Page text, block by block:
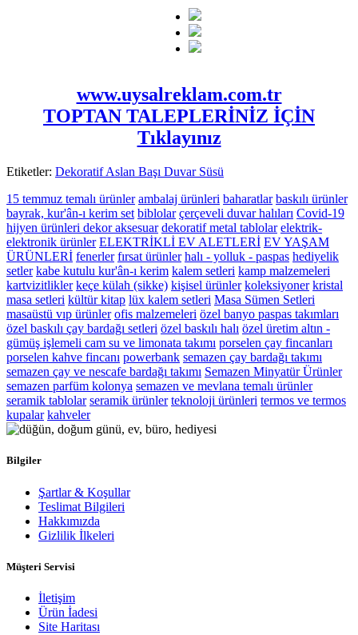
www.uysalreklam.com.tr
TOPTAN TALEPLERİNİZ İÇİN
Tıklayınız
Etiketler: Dekoratif Aslan Başı Duvar Süsü
15 temmuz temalı ürünler ambalaj ürünleri baharatlar baskılı ürünler
bayrak, kur'ân-ı kerim set biblolar çerçeveli duvar halıları Covid-19
hijyen ürünleri dekor aksesuar dekoratif metal tablolar elektrik-
elektronik ürünler ELEKTRİKLİ EV ALETLERİ EV YAŞAM
ÜRÜNLERİ fenerler fırsat ürünler halı - yolluk - paspas hediyelik
setler kabe kutulu kur'ân-ı kerim kalem setleri kamp malzemeleri
kartvizitlikler keçe külah (sikke) kişisel ürünler koleksiyoner kristal
masa setleri kültür kitap lüx kalem setleri Masa Sümen Setleri
masaüstü vıp ürünler ofis malzemeleri özel banyo paspas takımları
özel baskılı çay bardağı setleri özel baskılı halı özel üretim altın -
gümüş işlemeli cam su ve limonata takımı porselen çay fincanları
porselen kahve fincanı powerbank semazen çay bardağı takımı
semazen çay ve nescafe bardağı takımı Semazen Minyatür Ürünler
semazen parfüm kolonya semazen ve mevlana temalı ürünler
seramik tablolar seramik ürünler teknoloji ürünleri termos ve termos
kupalar kahveler
Bilgiler
Şartlar & Koşullar
Teslimat Bilgileri
Hakkımızda
Gizlilik İlkeleri
Müşteri Servisi
İletişim
Ürün İadesi
Site Haritası